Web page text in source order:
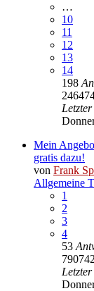
…
10
11
12
13
14
198
Mein
gratis dazu!
von Frank
Allgemeine
1
2
3
4
53
790742